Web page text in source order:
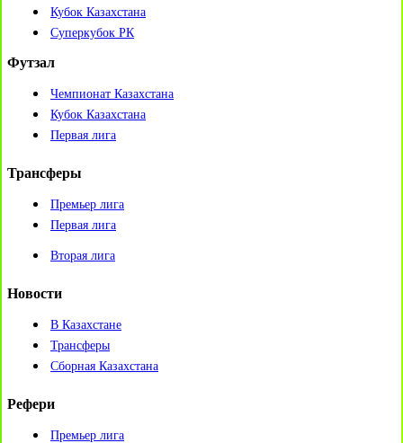
Кубок Казахстана
Суперкубок РК
Футзал
Чемпионат Казахстана
Кубок Казахстана
Первая лига
Трансферы
Премьер лига
Первая лига
Вторая лига
Новости
В Казахстане
Трансферы
Сборная Казахстана
Рефери
Премьер лига